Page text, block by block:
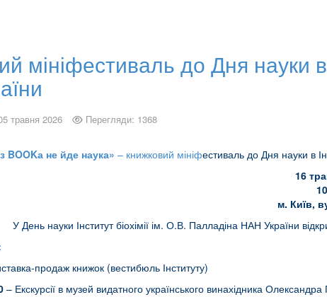
мініфестиваль до Дня науки в
травня 2026 Перегляди: 1368
BOOKа не йде наука» – книжковий мініфестиваль до Дня науки в
16
м. Київ,
У День науки Інститут біохімії ім. О.В. Палладіна НАН України
продаж книжок (вестибюль Інституту)
– Екскурсії в музей видатного українського винахідника